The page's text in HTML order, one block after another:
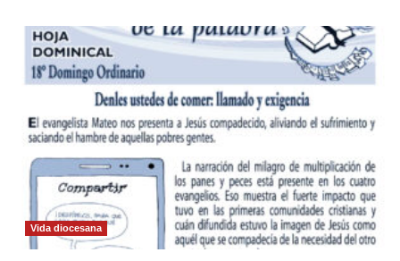
Vida diocesana